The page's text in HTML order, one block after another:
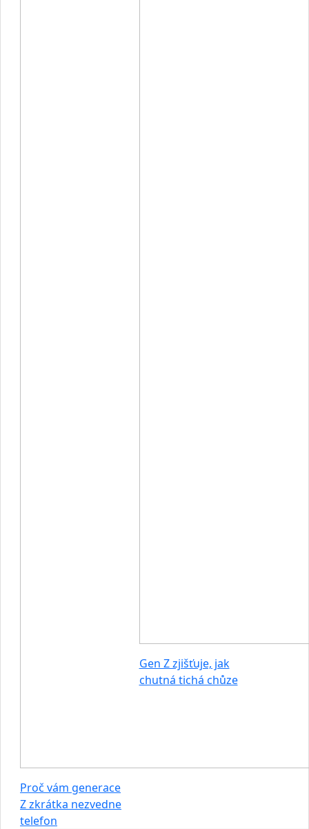
Proč vám generace
Z zkrátka nezvedne
telefon
Gen Z zjišťuje, jak
chutná tichá chůze